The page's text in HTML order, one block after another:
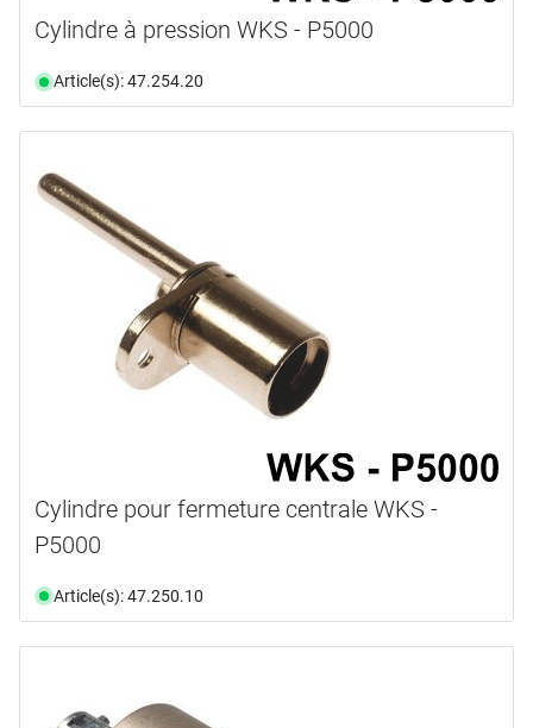
Cylindre à pression WKS - P5000
Article(s): 47.254.20
Cylindre pour fermeture centrale WKS -
P5000
Article(s): 47.250.10